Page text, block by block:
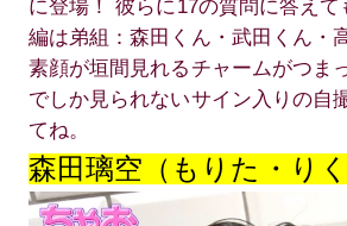
に登場！ 彼らに17の質問に答え
編は弟組：森田くん・武田くん・
素顔が垣間見れるチャームがつま
でしか見られないサイン入りの自
てね。
森田璃空（もりた・りく